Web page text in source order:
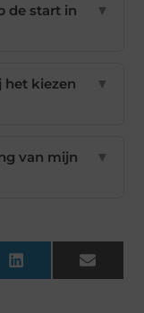
de start in
▼
het kiezen
▼
van mijn
▼
LinkedIn Email